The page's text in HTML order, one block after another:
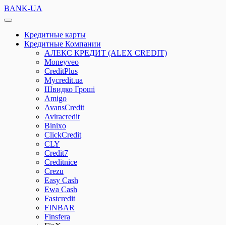
BANK-UA
Кредитные карты
Кредитные Компании
АЛЕКС КРЕДИТ (ALEX CREDIT)
Moneyveo
CreditPlus
Mycredit.ua
Швидко Гроші
Amigo
AvansCredit
Aviracredit
Binixo
ClickCredit
CLY
Credit7
Creditnice
Crezu
Easy Cash
Ewa Cash
Fastcredit
FINBAR
Finsfera